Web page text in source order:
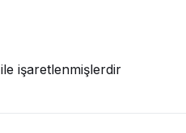
ile işaretlenmişlerdir